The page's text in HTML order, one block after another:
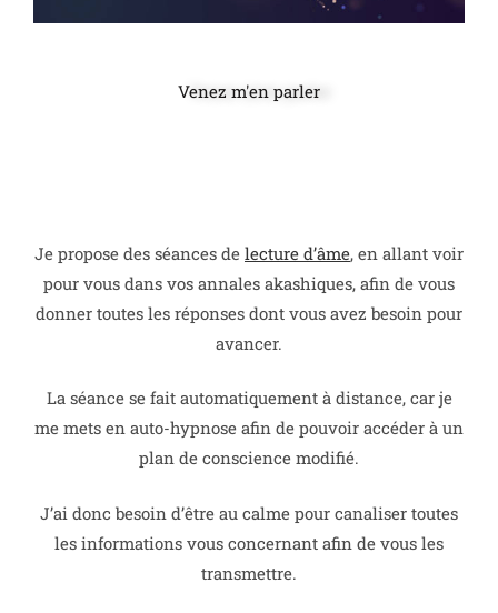
Venez m'en parler
Je propose des séances de lecture d’âme, en allant voir
pour vous dans vos annales akashiques, afin de vous
donner toutes les réponses dont vous avez besoin pour
avancer.
La séance se fait automatiquement à distance, car je
me mets en auto-hypnose afin de pouvoir accéder à un
plan de conscience modifié.
J’ai donc besoin d’être au calme pour canaliser toutes
les informations vous concernant afin de vous les
transmettre.